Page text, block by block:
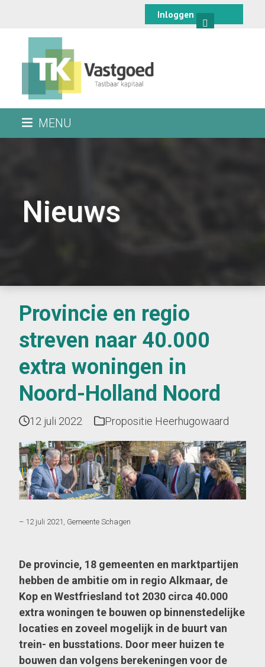
content
Inloggen
MENU
Nieuws
Provincie en regio
streven naar 40.000
extra woningen in
Noord-Holland Noord
12 juli 2022 Propositie Heerhugowaard
– 12 juli 2021, Gemeente Schagen
De provincie, 18 gemeenten en marktpartijen
hebben de ambitie om in regio Alkmaar, de
Kop en Westfriesland tot 2030 circa 40.000
extra woningen te bouwen op binnenstedelijke
locaties en zoveel mogelijk in de buurt van
trein- en busstations. Door meer huizen te
bouwen dan volgens berekeningen voor de